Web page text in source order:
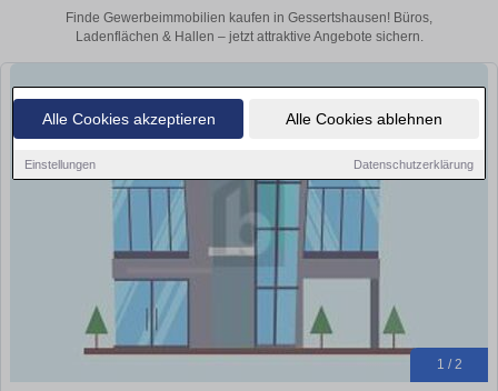
Alle Cookies akzeptieren Alle Cookies ablehnen
Einstellungen Datenschutzerklärung
Finde Gewerbeimmobilien kaufen in Gessertshausen! Büros,
Ladenflächen & Hallen – jetzt attraktive Angebote sichern.
1 / 2